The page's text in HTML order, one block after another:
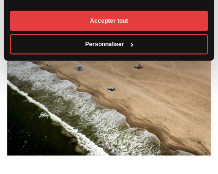
Accepter tout
Personnaliser